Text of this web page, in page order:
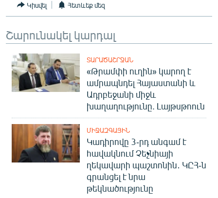
Կիսվել Հետևեք մեզ
Շարունակել կարդալ
ՏԱՐԱԾԱՇՐՋԱՆ
«Թրամփի ուղին» կարող է
ամրապնդել Հայաստանի և
Ադրբեջանի միջև
խաղաղությունը. Լայթսթոուն
ՄԻՋԱԶԳԱՅԻՆ
Կադիրովը 3-րդ անգամ է
հավակնում Չեչնիայի
ղեկավարի պաշտոնին․ ԿԸՀ-ն
գրանցել է նրա
թեկնածությունը